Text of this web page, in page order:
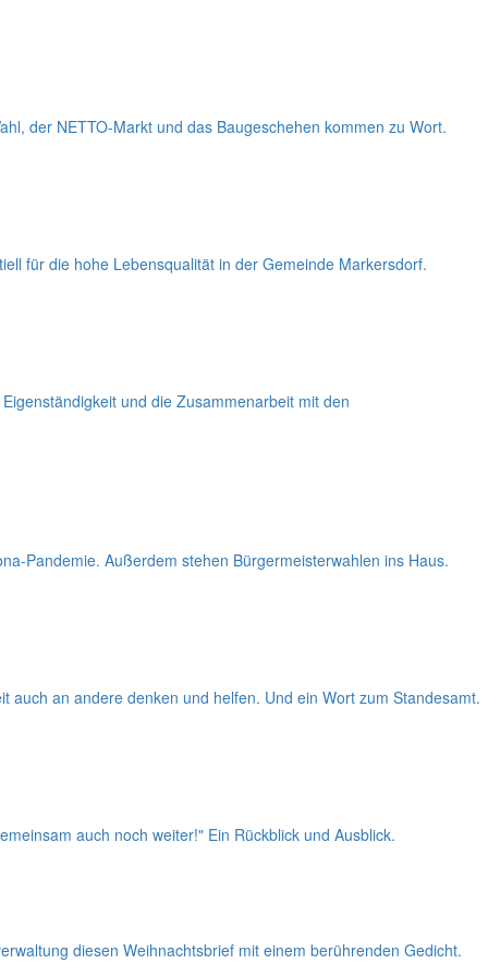
der NETTO-Markt und das Baugeschehen kommen zu Wort.
für die hohe Lebensqualität in der Gemeinde Markersdorf.
und die Zusammenarbeit mit den
Pandemie. Außerdem stehen Bürgermeisterwahlen ins Haus.
an andere denken und helfen. Und ein Wort zum Standesamt.
auch noch weiter!" Ein Rückblick und Ausblick.
diesen Weihnachtsbrief mit einem berührenden Gedicht.